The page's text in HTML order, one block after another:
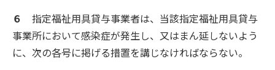
６
指定福祉用具貸与事業者は、当該指定福祉用具貸与
事業所において感染症が発生し、又はまん延しないよう
に、次の各号に掲げる措置を講じなければならない。